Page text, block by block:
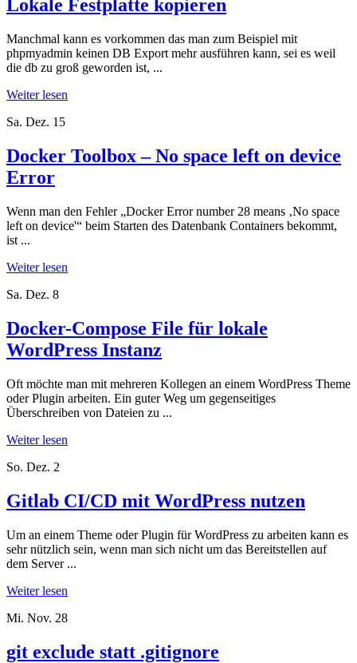
Lokale Festplatte kopieren
Manchmal kann es vorkommen das man zum Beispiel mit
phpmyadmin keinen DB Export mehr ausführen kann, sei es weil
die db zu groß geworden ist, ...
Weiter lesen
Sa. Dez. 15
Docker Toolbox – No space left on device
Error
Wenn man den Fehler „Docker Error number 28 means ‚No space
left on device'“ beim Starten des Datenbank Containers bekommt,
ist ...
Weiter lesen
Sa. Dez. 8
Docker-Compose File für lokale
WordPress Instanz
Oft möchte man mit mehreren Kollegen an einem WordPress Theme
oder Plugin arbeiten. Ein guter Weg um gegenseitiges
Überschreiben von Dateien zu ...
Weiter lesen
So. Dez. 2
Gitlab CI/CD mit WordPress nutzen
Um an einem Theme oder Plugin für WordPress zu arbeiten kann es
sehr nützlich sein, wenn man sich nicht um das Bereitstellen auf
dem Server ...
Weiter lesen
Mi. Nov. 28
git exclude statt .gitignore